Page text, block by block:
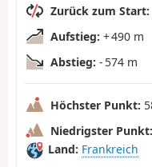
Zurück zum Start:
Aufstieg: + 490 m
Abstieg: - 574 m
Höchster Punkt:
Niedrigster Punkt:
Land: Frankreich